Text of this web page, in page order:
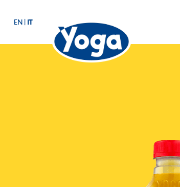
EN| IT